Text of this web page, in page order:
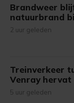
Brandweer
natuurbrand
2 uur geleden
Treinverkeer
Venray hervat
5 uur geleden